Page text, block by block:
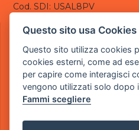
Cod. SDI: USAL8PV
CONTATTI
tel.: +39 030 376 2377
tel.: +39 030 336 6259
pec:
LINK UTILI
Questo sito usa Cookies
Questo sito utilizza cookies
cookies esterni, come ad
per capire come interagisci
vengono utilizzati solo dopo
Fammi scegliere